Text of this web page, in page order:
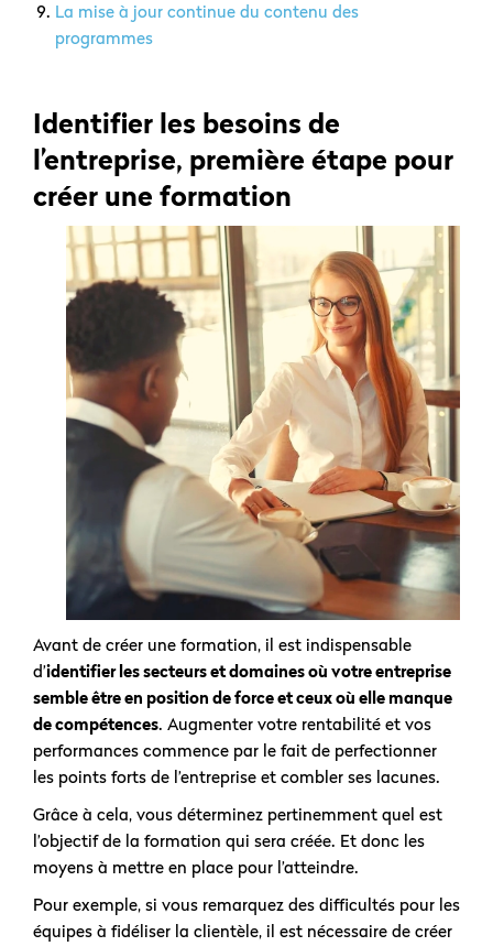
La mise à jour continue du contenu des
programmes
Identifier les besoins de
l’entreprise, première étape pour
créer une formation
Avant de créer une formation, il est indispensable
d’identifier les secteurs et domaines où votre entreprise
semble être en position de force et ceux où elle manque
de compétences. Augmenter votre rentabilité et vos
performances commence par le fait de perfectionner
les points forts de l’entreprise et combler ses lacunes.
Grâce à cela, vous déterminez pertinemment quel est
l’objectif de la formation qui sera créée. Et donc les
moyens à mettre en place pour l’atteindre.
Pour exemple, si vous remarquez des difficultés pour les
équipes à fidéliser la clientèle, il est nécessaire de créer